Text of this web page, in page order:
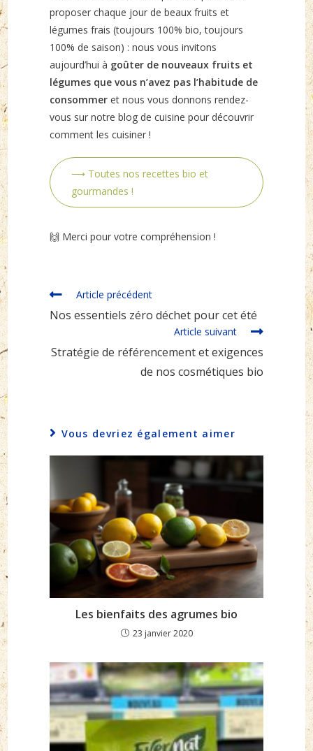
proposer chaque jour de beaux fruits et
légumes frais (toujours 100% bio, toujours
100% de saison) : nous vous invitons
aujourd’hui à goûter de nouveaux fruits et
légumes que vous n’avez pas l’habitude de
consommeret nous vous donnons rendez-
vous sur notre blog de cuisine pour découvrir
comment les cuisiner !
⟶ Toutes nos recettes bio et
gourmandes !
🙌 Merci pour votre compréhension !
Read
articles
Article précédent
Nos essentiels zéro déchet pour cet été
Article suivant
Stratégie de référencement et exigences
de nos cosmétiques bio
Vous devriez également aimer
Les bienfaits des agrumes bio
23 janvier 2020